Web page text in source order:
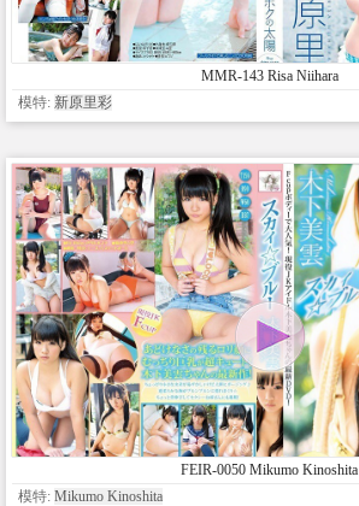
MMR-143 Risa Niihara
模特: 新原里彩
FEIR-0050 Mikumo Kinoshita
模特: Mikumo Kinoshita